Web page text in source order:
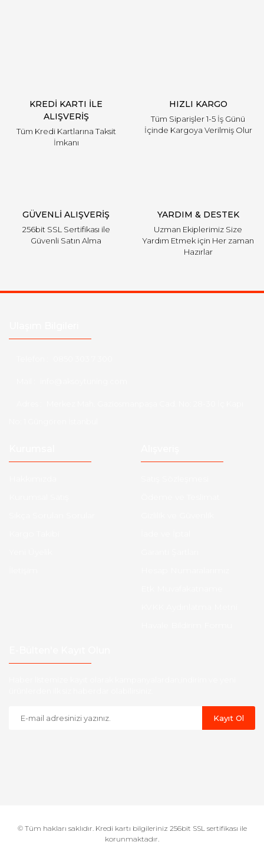
KREDİ KARTI İLE
ALIŞVERİŞ
Tüm Kredi Kartlarına Taksit
İmkanı
HIZLI KARGO
Tüm Siparişler 1-5 İş Günü
İçinde Kargoya Verilmiş Olur
GÜVENLİ ALIŞVERİŞ
256bit SSL Sertifikası ile
Güvenli Satın Alma
YARDIM & DESTEK
Uzman Ekiplerimiz Size
Yardım Etmek için Her zaman
Hazırlar
Kayıt Ol
© Tüm hakları saklıdır. Kredi kartı bilgileriniz 256bit SSL sertifikası ile
korunmaktadır.